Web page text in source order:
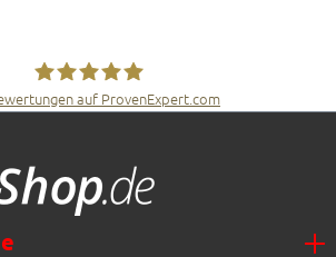
auf ProvenExpert.com